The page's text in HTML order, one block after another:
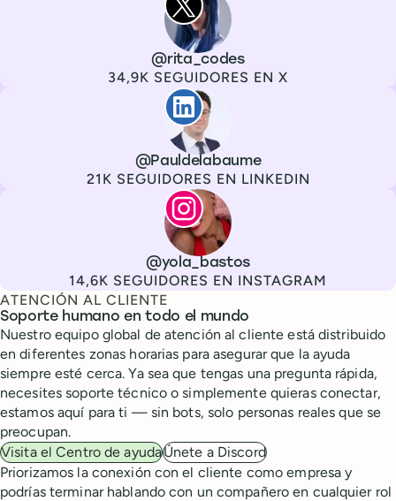
Usuario@rita_codes
Seguidores
34,9K SEGUIDORES EN X
Paul de La Baume
LinkedIn@Pauldelabaume
Seguidores
21K SEGUIDORES EN LINKEDIN
Lola Tatiana Veiga Bastos
@yola_bastos
Seguidores
14,6K SEGUIDORES EN INSTAGRAM
ATENCIÓN AL CLIENTE
Soporte humano en todo el mundo
Nuestro equipo global de atención al cliente está distribuido
en diferentes zonas horarias para asegurar que la ayuda
siempre esté cerca. Ya sea que tengas una pregunta rápida,
necesites soporte técnico o simplemente quieras conectar,
estamos aquí para ti — sin bots, solo personas reales que se
preocupan.
Visita el Centro de ayudaÚnete a Discord
Priorizamos la conexión con el cliente como empresa y
podrías terminar hablando con un compañero en cualquier rol